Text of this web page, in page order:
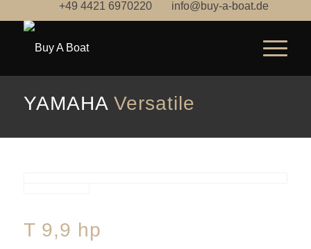
+49 4421 6970220 info@buy-a-boat.de
YAMAHA Versatile
T 9,9 hp